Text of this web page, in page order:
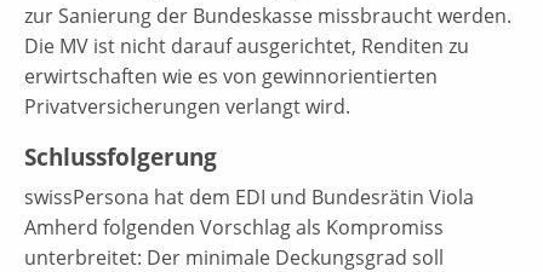
zur Sanierung der Bundeskasse missbraucht werden.
Die MV ist nicht darauf ausgerichtet, Renditen zu
erwirtschaften wie es von gewinnorientierten
Privatversicherungen verlangt wird.
Schlussfolgerung
swissPersona hat dem EDI und Bundesrätin Viola
Amherd folgenden Vorschlag als Kompromiss
unterbreitet: Der minimale Deckungsgrad soll